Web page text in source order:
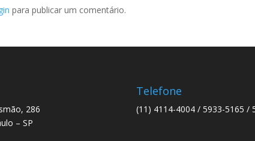
para publicar um comentário.
286
– SP
Telefone
(11) 4114-4004 / 5933-5165 /